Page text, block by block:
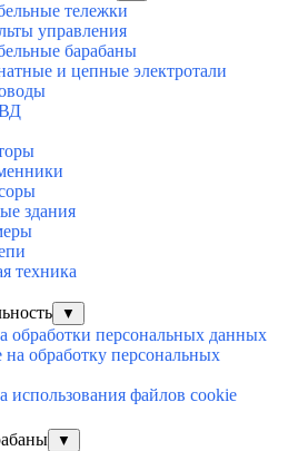
тележки
управления
барабаны
и цепные электротали
здания
техника
▼
обработки персональных данных
на обработку персональных
использования файлов cookie
▼